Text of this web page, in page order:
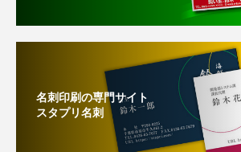
名刺印刷の専門サイト
スタプリ名刺